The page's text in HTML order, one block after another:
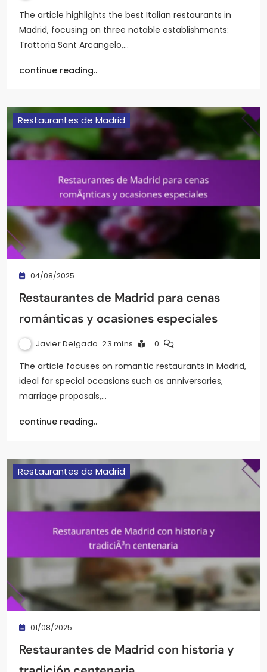
The article highlights the best Italian restaurants in
Madrid, focusing on three notable establishments:
Trattoria Sant Arcangelo,…
continue reading..
Restaurantes de Madrid
04/08/2025
Restaurantes de Madrid para cenas
románticas y ocasiones especiales
Javier Delgado 23 mins 0
The article focuses on romantic restaurants in Madrid,
ideal for special occasions such as anniversaries,
marriage proposals,…
continue reading..
Restaurantes de Madrid
01/08/2025
Restaurantes de Madrid con historia y